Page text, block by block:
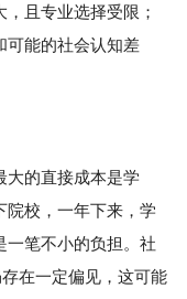
且专业选择受限；
可能的社会认知差
大的直接成本是学
院校，一年下来，学
一笔不小的负担。社
在一定偏见，这可能